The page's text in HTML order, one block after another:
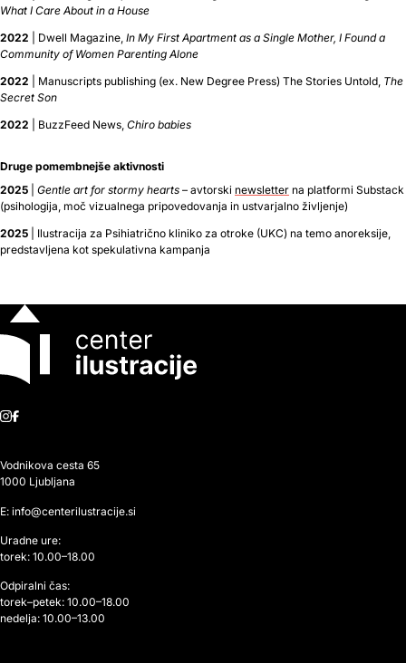
What I Care About in a House
2022 | Dwell Magazine, In My First Apartment as a Single Mother, I Found a
Community of Women Parenting Alone
2022 | Manuscripts publishing (ex. New Degree Press) The Stories Untold, The
Secret Son
2022 | BuzzFeed News, Chiro babies
Druge pomembnejše aktivnosti
2025
Gentle art for stormy hearts – avtorski newsletter na platformi Substack
(psihologija, moč vizualnega pripovedovanja in ustvarjalno življenje)
2025 | Ilustracija za Psihiatrično kliniko za otroke (UKC) na temo anoreksije,
predstavljena kot spekulativna kampanja
Instagram
Facebook
Vodnikova cesta 65
1000 Ljubljana
E: info@centerilustracije.si
Uradne ure:
torek: 10.00–18.00
Odpiralni čas:
torek–petek: 10.00–18.00
nedelja: 10.00–13.00